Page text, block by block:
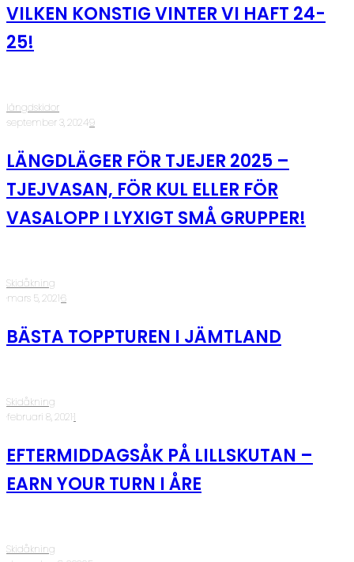
VILKEN KONSTIG VINTER VI HAFT 24-
25!
längdskidor
·september 3, 2024·9
LÄNGDLÄGER FÖR TJEJER 2025 –
TJEJVASAN, FÖR KUL ELLER FÖR
VASALOPP I LYXIGT SMÅ GRUPPER!
Skidåkning
·mars 5, 2021·6
BÄSTA TOPPTUREN I JÄMTLAND
Skidåkning
·februari 8, 2021·1
EFTERMIDDAGSÅK PÅ LILLSKUTAN –
EARN YOUR TURN I ÅRE
Skidåkning